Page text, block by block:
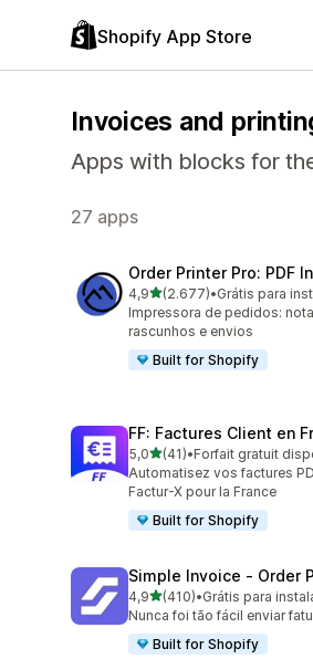
Shopify App Store
Invoices and
Apps with blocks for
27 apps
Order Printer Pro: PDF
4,9de 5 estrelas
(2.677)
2677 avaliações ao todo
•Grátis para
Impressora de pedidos:
rascunhos e envios
Built for Shopify
FF: Factures Client en
5,0de 5 estrelas
(41)
41 avaliações ao todo
•Forfait gratuit
Automatisez vos factures
Factur-X pour la France
Built for Shopify
Simple Invoice ‑ Order
4,9de 5 estrelas
(410)
410 avaliações ao todo
•Grátis para
Nunca foi tão fácil enviar
Built for Shopify